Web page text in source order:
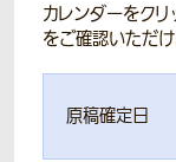
カレンダーをクリ
をご確認いただけ
原稿確定日